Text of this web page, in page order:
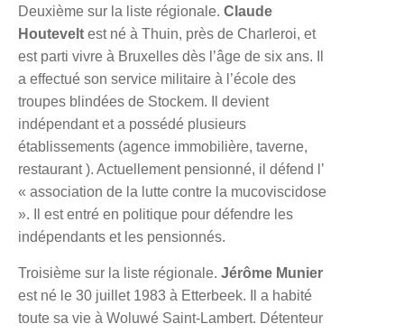
Deuxième sur la liste régionale. Claude
Houtevelt est né à Thuin, près de Charleroi, et
est parti vivre à Bruxelles dès l’âge de six ans. Il
a effectué son service militaire à l’école des
troupes blindées de Stockem. Il devient
indépendant et a possédé plusieurs
établissements (agence immobilière, taverne,
restaurant ). Actuellement pensionné, il défend l’
« association de la lutte contre la mucoviscidose
». Il est entré en politique pour défendre les
indépendants et les pensionnés.
Troisième sur la liste régionale. Jérôme Munier
est né le 30 juillet 1983 à Etterbeek. Il a habité
toute sa vie à Woluwé Saint-Lambert. Détenteur